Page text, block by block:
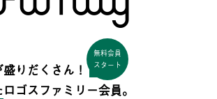
りだくさん！
無料会員
スタート
ロゴスファミリー会員。